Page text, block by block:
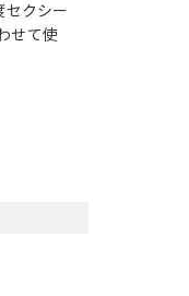
セクシー
せて使